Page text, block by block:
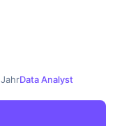
Data Analyst